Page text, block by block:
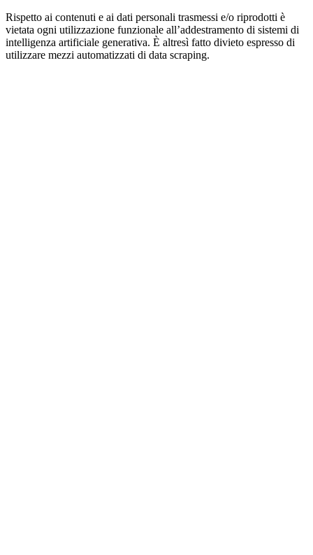
Rispetto ai contenuti e ai dati personali trasmessi e/o riprodotti è
vietata ogni utilizzazione funzionale all’addestramento di sistemi di
intelligenza artificiale generativa. È altresì fatto divieto espresso di
utilizzare mezzi automatizzati di data scraping.